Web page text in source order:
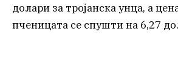
долари за тројанска унца, а
пченицата се спушти на 6,27